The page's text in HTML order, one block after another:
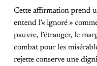
Cette affirmation prend
entend l’« ignoré »
pauvre, l’étranger, le
combat pour les
rejette conserve une